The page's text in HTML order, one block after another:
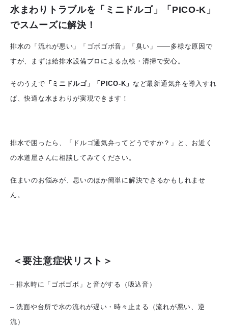
水まわりトラブルを「ミニドルゴ」「PICO-K」
でスムーズに解決！
排水の「流れが悪い」「ゴボゴボ音」「臭い」――多様な原因で
すが、まずは給排水設備プロによる点検・清掃で安心。
そのうえで 「ミニドルゴ」「PICO-K」 など最新通気弁を導入すれ
ば、快適な水まわりが実現できます！
排水で困ったら、「ドルゴ通気弁ってどうですか？」と、お近く
の水道屋さんに相談してみてください。
住まいのお悩みが、思いのほか簡単に解決できるかもしれませ
ん。
＜要注意症状リスト＞
– 排水時に「ゴボゴボ」と音がする（吸込音）
– 洗面や台所で水の流れが遅い・時々止まる（流れが悪い、逆
流）